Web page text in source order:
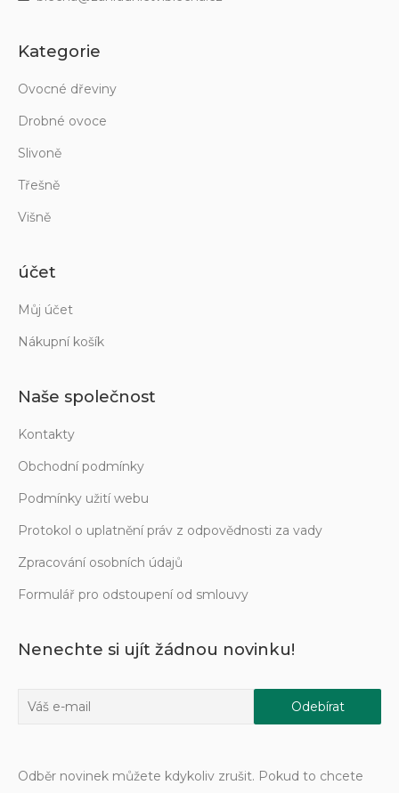
Kategorie
Ovocné dřeviny
Drobné ovoce
Slivoně
Třešně
Višně
účet
Můj účet
Nákupní košík
Naše společnost
Kontakty
Obchodní podmínky
Podmínky užití webu
Protokol o uplatnění práv z odpovědnosti za vady
Zpracování osobních údajů
Formulář pro odstoupení od smlouvy
Nenechte si ujít žádnou novinku!
Odběr novinek můžete kdykoliv zrušit. Pokud to chcete